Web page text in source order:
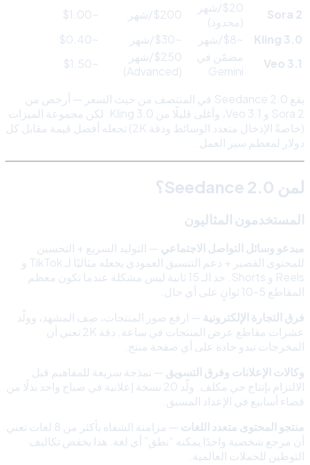
Sora 2
$20/شهر
(محدود)
$200/شهر
Kling 3.0
Veo 3.1
مضمّن في
Gemini
$250/شهر
يقع Seedance 2.0 في المنتصف من حيث السعر — أرخص من
Sora 2 و Veo 3.1، وأغلى قليلًا من Kling 3.0. لكن مجموعة الميزات
(خاصةً الإدخال متعدد الوسائط ودقة 2K) تجعله أفضل قيمة مقابل كل
دولار لمعظم سير العمل.
لمن Seedance 2.0؟
المستخدمون المثاليون
مبدعو وسائل التواصل الاجتماعي — التوليد السريع + التحسين
للمحتوى القصير + دعم التنسيق العمودي يجعله مثاليًا لـ TikTok و
Reels و Shorts. حد الـ 15 ثانية ليس مشكلة عندما تكون معظم
المقاطع 5-10 ثوانٍ على أي حال.
فرق التجارة الإلكترونية— ارفع صور المنتجات، صِف المشهد، وولّد
عشرات مقاطع عرض المنتجات في ساعة. دقة 2K تعني أن
المخرجات تبدو حادة على أي صفحة منتج.
وكالات الإعلانات وفرق التسويق— نمذجة سريعة للمفاهيم قبل
الالتزام بإنتاج حي مكلف. ولّد 20 نسخة إعلانية في صباح واحد بدلًا من
قضاء أسابيع في الإعداد المسبق.
منتجو المحتوى متعدد اللغات
— مزامنة الشفاه بأكثر من 8 لغات تعني
أن مرجع شخصية واحدًا يمكنه “نطق” أي لغة. هذا يخفض تكاليف
التوطين للحملات العالمية.